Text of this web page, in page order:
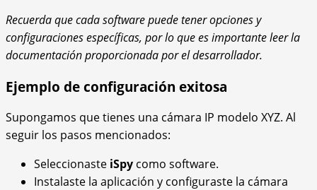
Recuerda que cada software puede tener opciones y
configuraciones específicas, por lo que es importante leer la
documentación proporcionada por el desarrollador.
Ejemplo de configuración exitosa
Supongamos que tienes una cámara IP modelo XYZ. Al
seguir los pasos mencionados:
Seleccionaste iSpy como software.
Instalaste la aplicación y configuraste la cámara